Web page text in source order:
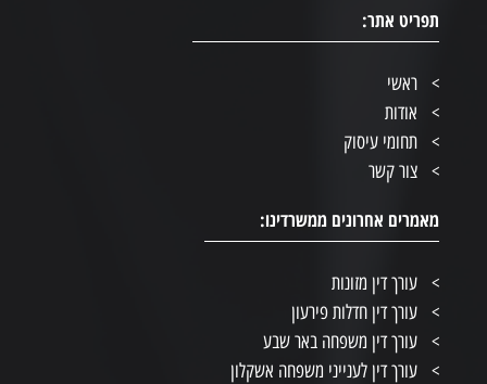
תפריט אתר:
ראשי
אודות
תחומי עיסוק
צור קשר
מאמרים אחרונים ממשרדינו:
עורך דין מזונות
עורך דין חדלות פירעון
עורך דין משפחה באר שבע
עורך דין לענייני משפחה אשקלון